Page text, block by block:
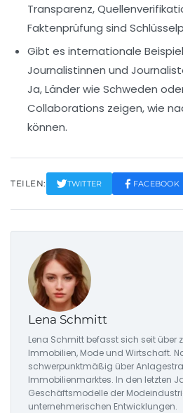
Transparenz,
Faktenprüfung sind
Gibt es internationale
Journalistinnen und
Ja, Länder wie Schweden
Collaborations zeigen, wie
können.
TEILEN: TWITTER FACEBOOK
Lena Schmitt
Lena Schmitt befasst sich seit über
Immobilien, Mode und Wirtschaft.
schwerpunktmäßig über
Immobilienmarktes. In den letzten
Geschäftsmodelle der
unternehmerischen Entwicklungen.